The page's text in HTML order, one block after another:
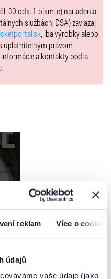
reklam Více o cookies
údajů
vaše údaje (jako
30 ods. 1 písm. e) nariadenia
službách, DSA) zaviazal
, iba výrobky alebo
uplatniteľným právom
a kontakty podľa
.